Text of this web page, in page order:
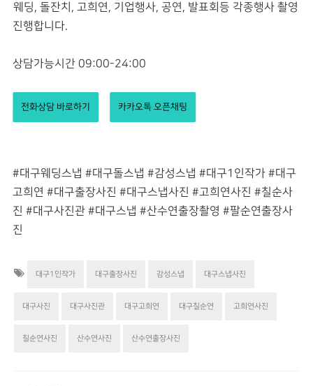
웨딩, 돌잔치, 고희연, 기업행사, 공연, 발표회등 각종행사 촬영
진행합니다.
상담가능시간 09:00-24:00
전화상담 바로하기 카카오톡 오픈채팅
#대구웨딩스냅 #대구돌스냅 #감성스냅 #대구1인작가 #대구
고희연 #대구출장사진 #대구스냅사진 #고희연사진 #칠순사
진 #대구사진관 #대구스냅 #산수연출장촬영 #팔순연출장사
진
대구1인작가 대구출장사진 감성스냅 대구스냅사진
대구사진 대구사진관 대구고희연 대구칠순연 고희연사진
칠순연사진 산수연사진 산수연출장사진